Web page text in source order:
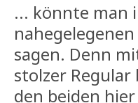
... könnte man
sagen. Denn
stolzer Regular
den beiden